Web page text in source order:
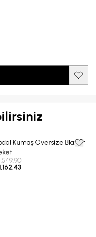
25% OFFKumaş Oversize Blazer